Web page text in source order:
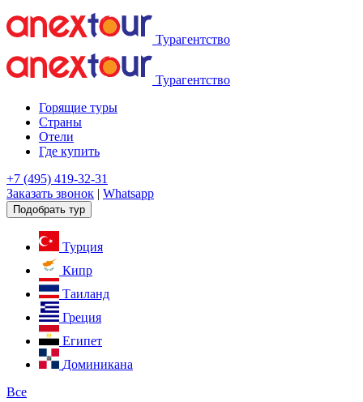
Турагентство
Турагентство
Горящие туры
Страны
Отели
Где купить
+7 (495) 419-32-31
Заказать звонок | Whatsapp
Подобрать тур
Турция
Кипр
Таиланд
Греция
Египет
Доминикана
Все